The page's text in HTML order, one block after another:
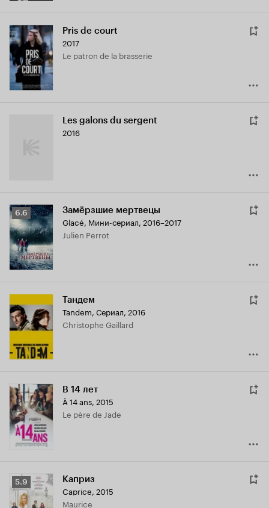
Pris de court
2017
Le patron de la brasserie
Les galons du sergent
2016
Рейтинг
Кинопоиска
6.6
6.6 Замёрзшие мертвецы
Glacé, Мини-сериал, 2016–2017
Julien Perrot
Тандем
Tandem, Сериал, 2016
Christophe Gaillard
В 14 лет
À 14 ans, 2015
Le père de Jade
Рейтинг
Кинопоиска
5.9
5.9 Каприз
Caprice, 2015
Maurice